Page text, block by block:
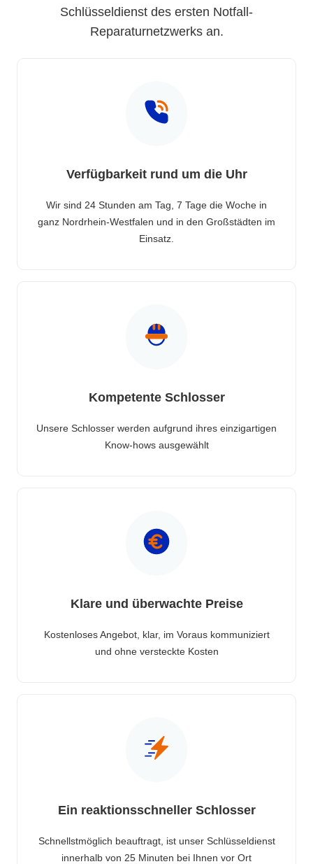
Schlüsseldienst des ersten Notfall-
Reparaturnetzwerks an.
Verfügbarkeit rund um die Uhr
Wir sind 24 Stunden am Tag, 7 Tage die Woche in
ganz Nordrhein-Westfalen und in den Großstädten im
Einsatz.
Kompetente Schlosser
Unsere Schlosser werden aufgrund ihres einzigartigen
Know-hows ausgewählt
Klare und überwachte Preise
Kostenloses Angebot, klar, im Voraus kommuniziert
und ohne versteckte Kosten
Ein reaktionsschneller Schlosser
Schnellstmöglich beauftragt, ist unser Schlüsseldienst
innerhalb von 25 Minuten bei Ihnen vor Ort